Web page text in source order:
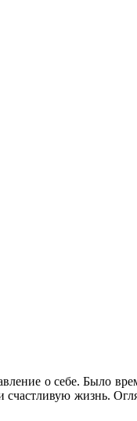
о себе. Было
счастливую жизнь.